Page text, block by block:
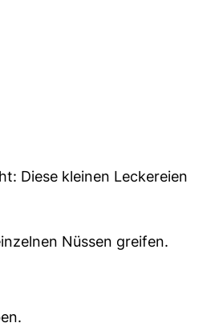
Diese kleinen Leckereien
Nüssen greifen.